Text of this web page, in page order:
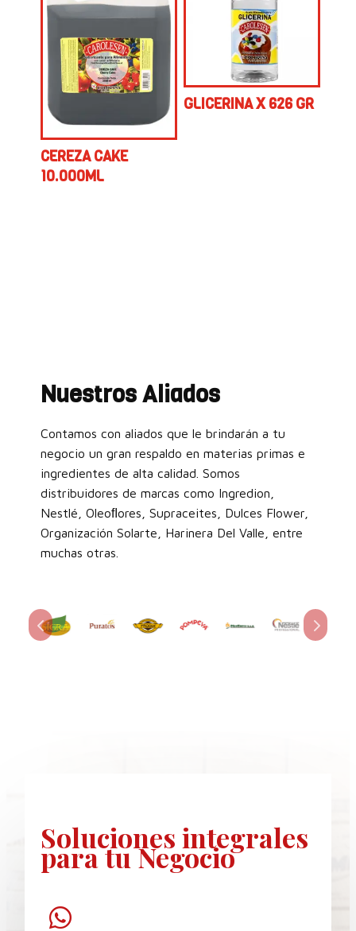
CEREZA CAKE
10.000ML
GLICERINA X 626 GR
Nuestros Aliados
Contamos con aliados que le brindarán a tu
negocio un gran respaldo en materias primas e
ingredientes de alta calidad. Somos
distribuidores de marcas como Ingredion,
Nestlé, Oleoﬂores, Supraceites, Dulces Flower,
Organización Solarte, Harinera Del Valle, entre
muchas otras.
Solucionesintegrales
para tu Negocio
